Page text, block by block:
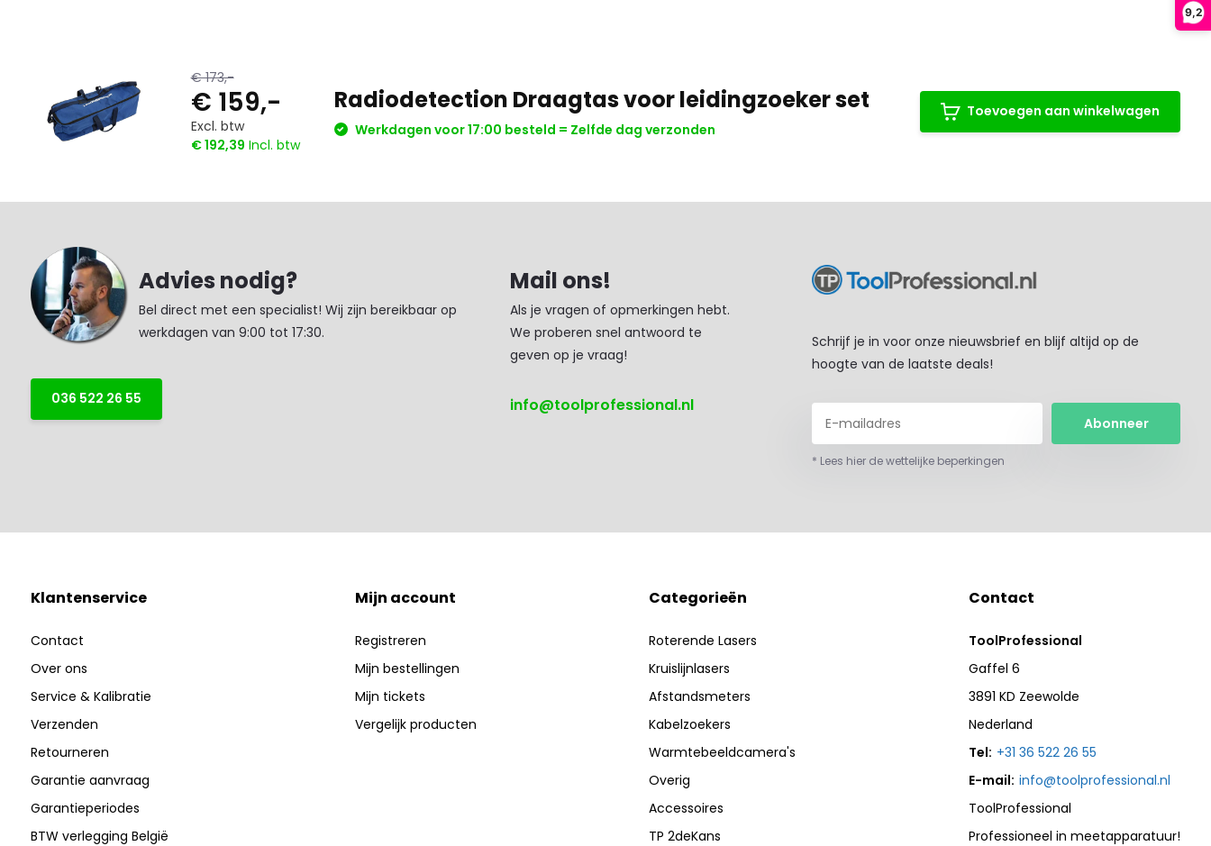
9,2
€ 173,-
€ 159,-
Excl. btw
€ 192,39 Incl. btw
Radiodetection Draagtas voor leidingzoeker set
Werkdagen voor 17:00 besteld = Zelfde dag verzonden
Toevoegen aan winkelwagen
Advies nodig?
Bel direct met een specialist! Wij zijn bereikbaar op
werkdagen van 9:00 tot 17:30.
036 522 26 55
Mail ons!
Als je vragen of opmerkingen hebt.
We proberen snel antwoord te
geven op je vraag!
info@toolprofessional.nl
Schrijf je in voor onze nieuwsbrief en blijf altijd op de
hoogte van de laatste deals!
Abonneer
* Lees hier de wettelijke beperkingen
Klantenservice
Contact
Over ons
Service & Kalibratie
Verzenden
Retourneren
Garantie aanvraag
Garantieperiodes
BTW verlegging België
Mijn account
Registreren
Mijn bestellingen
Mijn tickets
Vergelijk producten
Categorieën
Roterende Lasers
Kruislijnlasers
Afstandsmeters
Kabelzoekers
Warmtebeeldcamera's
Overig
Accessoires
TP 2deKans
Contact
ToolProfessional
Gaffel 6
3891 KD Zeewolde
Nederland
Tel: +31 36 522 26 55
E-mail: info@toolprofessional.nl
ToolProfessional
Professioneel in meetapparatuur!